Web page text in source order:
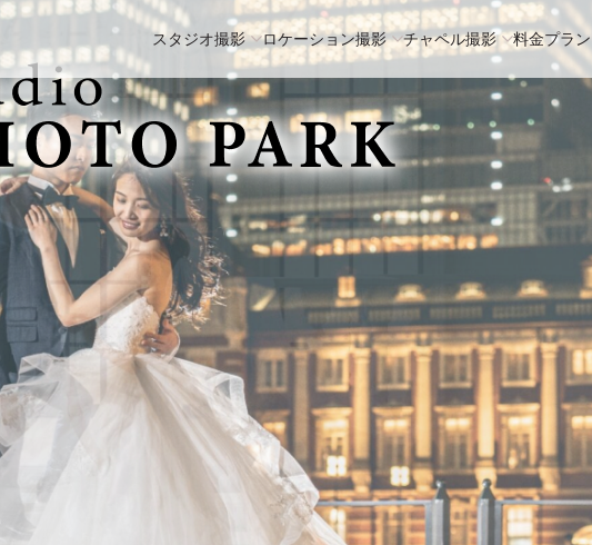
スタジオ撮影 ロケーション撮影 チャペル撮影 料金プラン